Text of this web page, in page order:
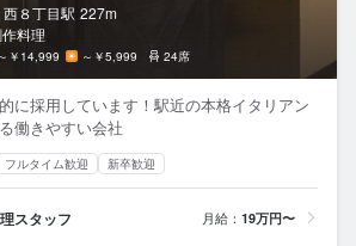
西８丁目駅 227m
料理
～￥14,999 ～￥5,999 24席
に採用しています！駅近の本格イタリアン
働きやすい会社
フルタイム歓迎 新卒歓迎
スタッフ 月給： 19万円〜